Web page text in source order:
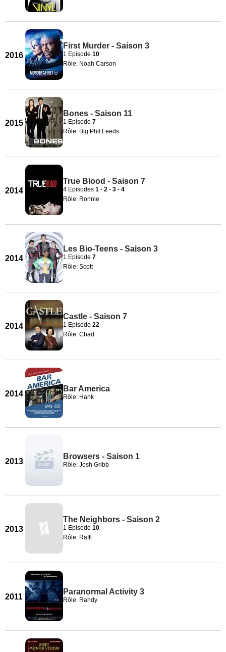
2016
First Murder - Saison 3
1 Episode 10
Rôle: Noah Carson
2015
Bones - Saison 11
1 Episode 7
Rôle: Big Phil Leeds
2014
True Blood - Saison 7
4 Episodes 1 - 2 - 3 - 4
Rôle: Ronnie
2014
Les Bio-Teens - Saison 3
1 Episode 7
Rôle: Scott
2014
Castle - Saison 7
1 Episode 22
Rôle: Chad
2014
Bar America
Rôle: Hank
2013
Browsers - Saison 1
Rôle: Josh Gribb
2013
The Neighbors - Saison 2
1 Episode 10
Rôle: Raffi
2011
Paranormal Activity 3
Rôle: Randy